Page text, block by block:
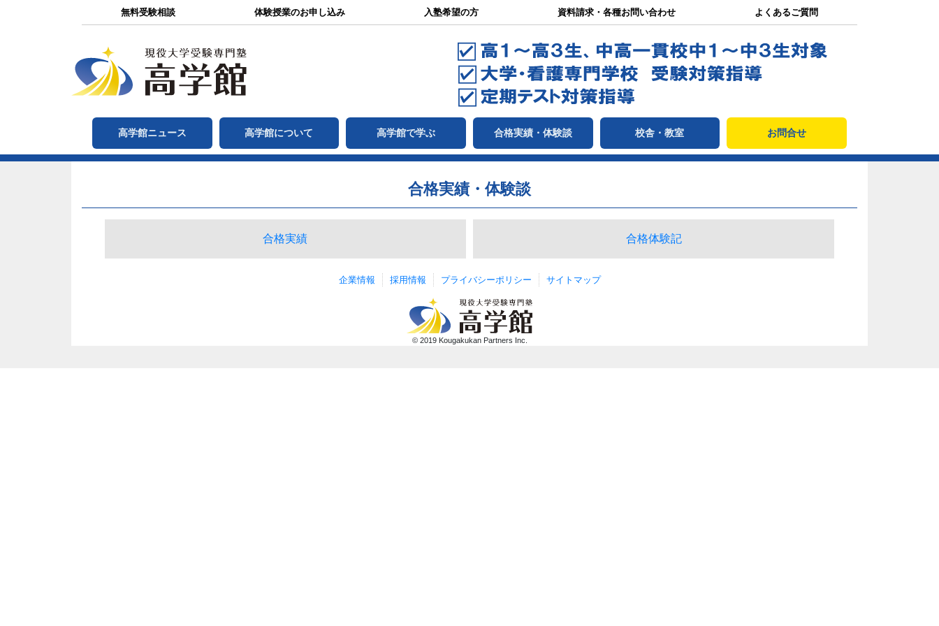
無料受験相談 体験授業のお申し込み 入塾希望の方 資料請求・各種お問い合わせ よくあるご質問
高学館ニュース 高学館について 高学館で学ぶ 合格実績・体験談 校舎・教室 お問合せ
合格実績・体験談
合格実績 合格体験記
企業情報 採用情報 プライバシーポリシー サイトマップ
© 2019 Kougakukan Partners Inc.